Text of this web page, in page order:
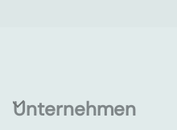
Unternehmen